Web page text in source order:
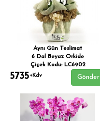
Aynı Gün Teslimat
6 Dal Beyaz Orkide
Çiçek Kodu: LC6902
5735+Kdv Gönder